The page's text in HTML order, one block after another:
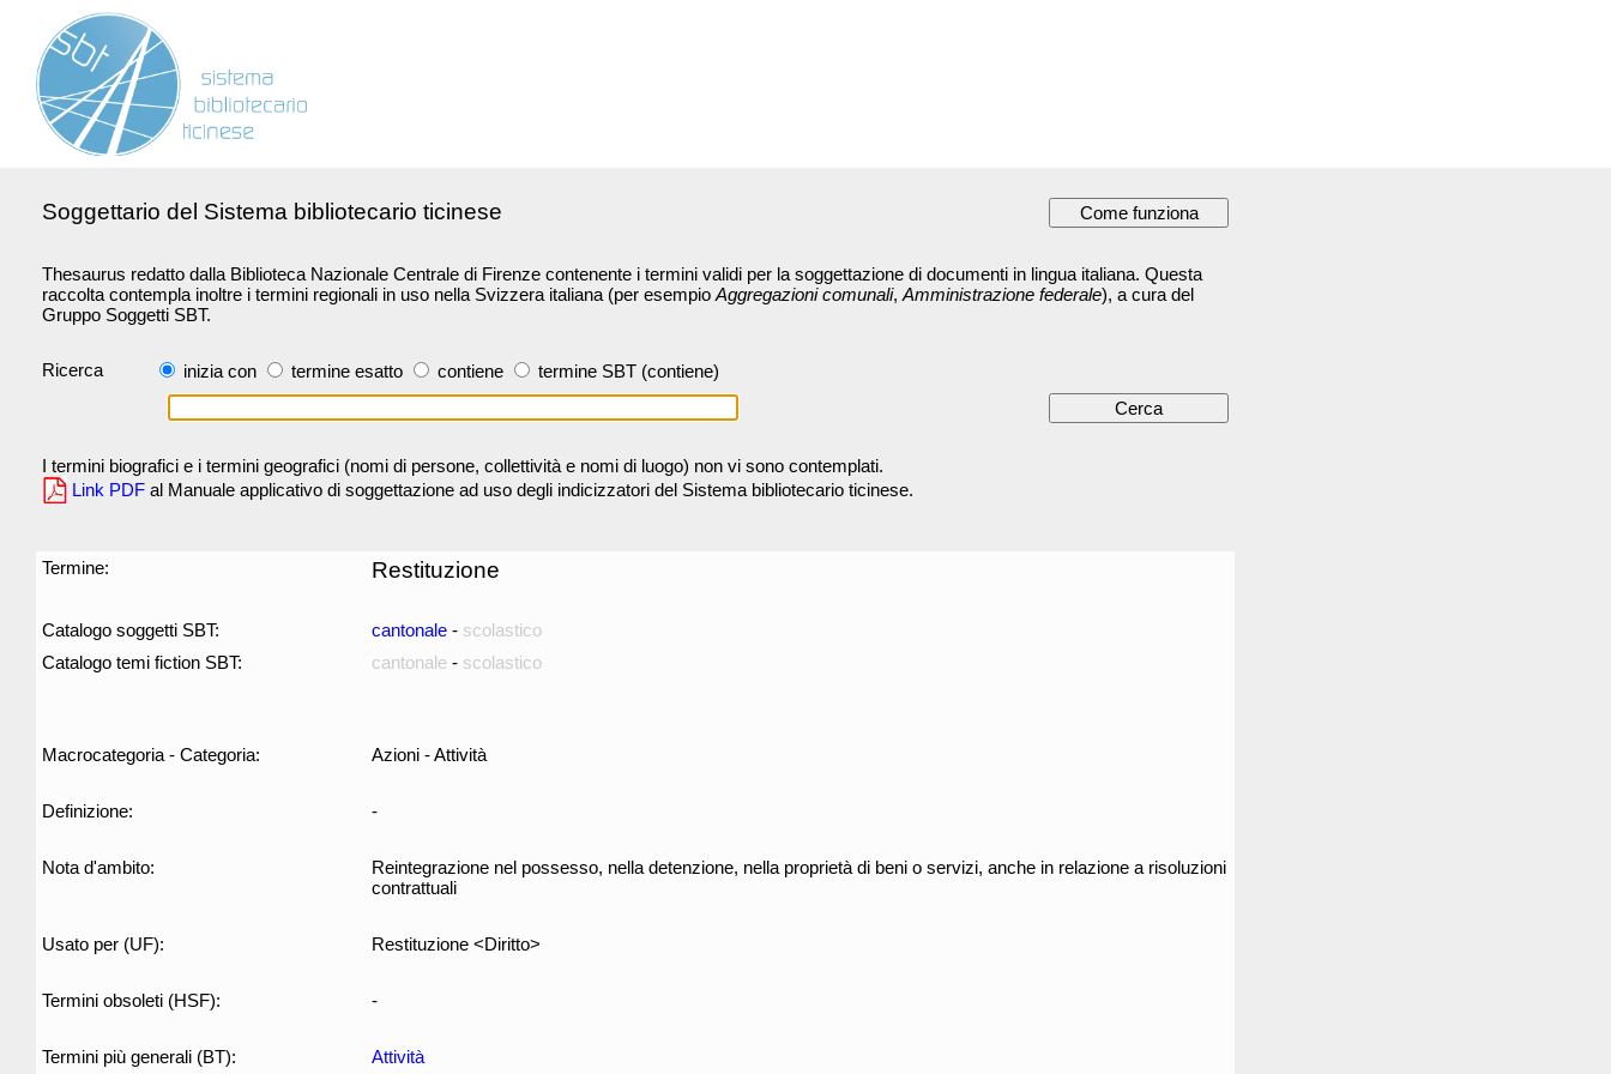
Soggettario del Sistema bibliotecario ticinese
Thesaurus redatto dalla Biblioteca Nazionale Centrale di Firenze contenente i termini validi per la soggettazione di documenti in lingua italiana. Questa
raccolta contempla inoltre i termini regionali in uso nella Svizzera italiana (per esempio Aggregazioni comunali, Amministrazione federale), a cura del
Gruppo Soggetti SBT.
Ricerca inizia con termine esatto contiene termine SBT (contiene)
I termini biografici e i termini geografici (nomi di persone, collettività e nomi di luogo) non vi sono contemplati.
Link PDF al Manuale applicativo di soggettazione ad uso degli indicizzatori del Sistema bibliotecario ticinese.
Termine: Restituzione
Catalogo soggetti SBT: cantonale - scolastico
Catalogo temi fiction SBT:
cantonale - scolastico
Macrocategoria - Categoria: Azioni - Attività
Definizione: -
Nota d'ambito:
Reintegrazione nel possesso, nella detenzione, nella proprietà di beni o servizi, anche in relazione a risoluzioni
contrattuali
Usato per (UF): Restituzione <Diritto>
Termini obsoleti (HSF): -
Termini più generali (BT): Attività